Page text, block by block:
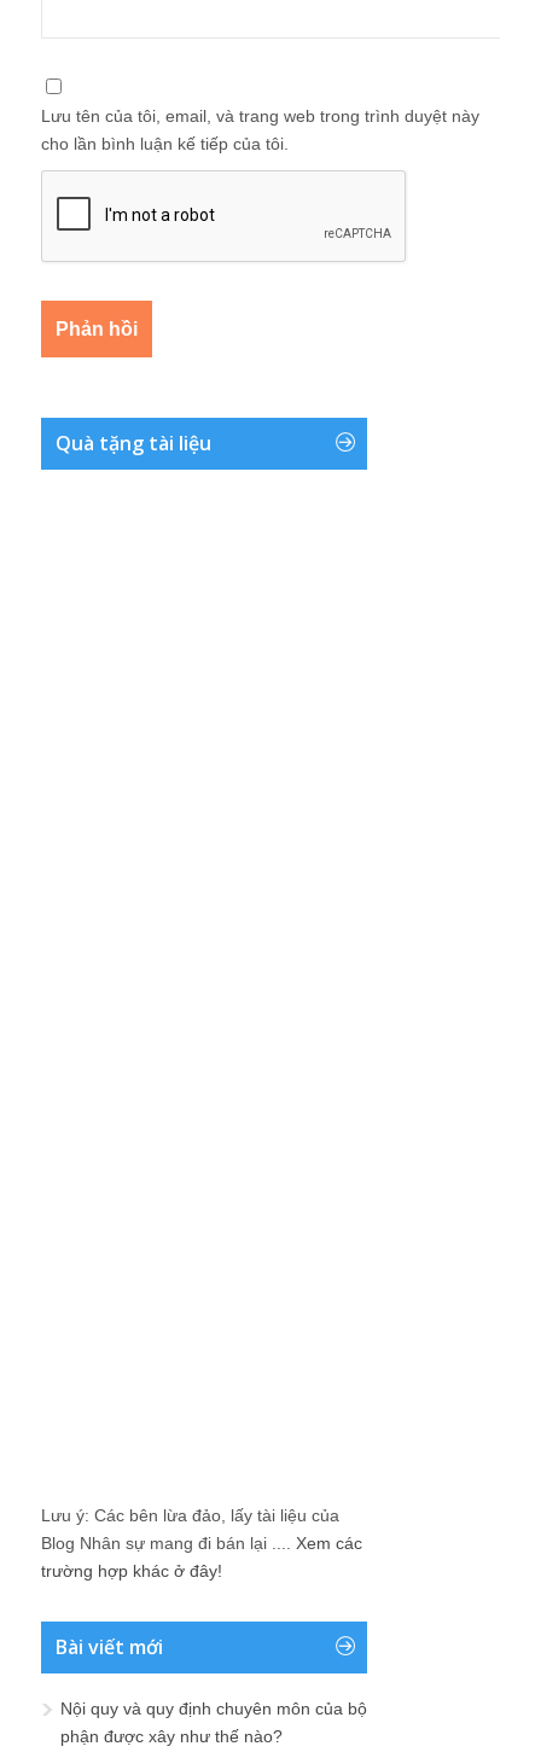
Lưu tên của tôi, email, và trang web trong trình duyệt này
cho lần bình luận kế tiếp của tôi.
Quà tặng tài liệu
Lưu ý: Các bên lừa đảo, lấy tài liệu của
Blog Nhân sự mang đi bán lại .... Xem các
trường hợp khác ở đây!
Bài viết mới
Nội quy và quy định chuyên môn của bộ
phận được xây như thế nào?